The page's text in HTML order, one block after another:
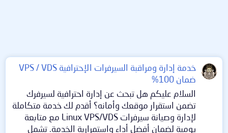
خدمة إدارة ومراقبة السيرفرات الإحترافية VPS / VDS
ضمان 100%
السلام عليكم هل تبحث عن إدارة احترافية لسيرفرك
تضمن استقرار موقعك وأمانه؟ أقدم لك خدمة متكاملة
لإدارة وصيانة سيرفرات Linux VPS/VDS مع متابعة
يومية لضمان أفضل أداء واستمرارية الخدمة. تشمل